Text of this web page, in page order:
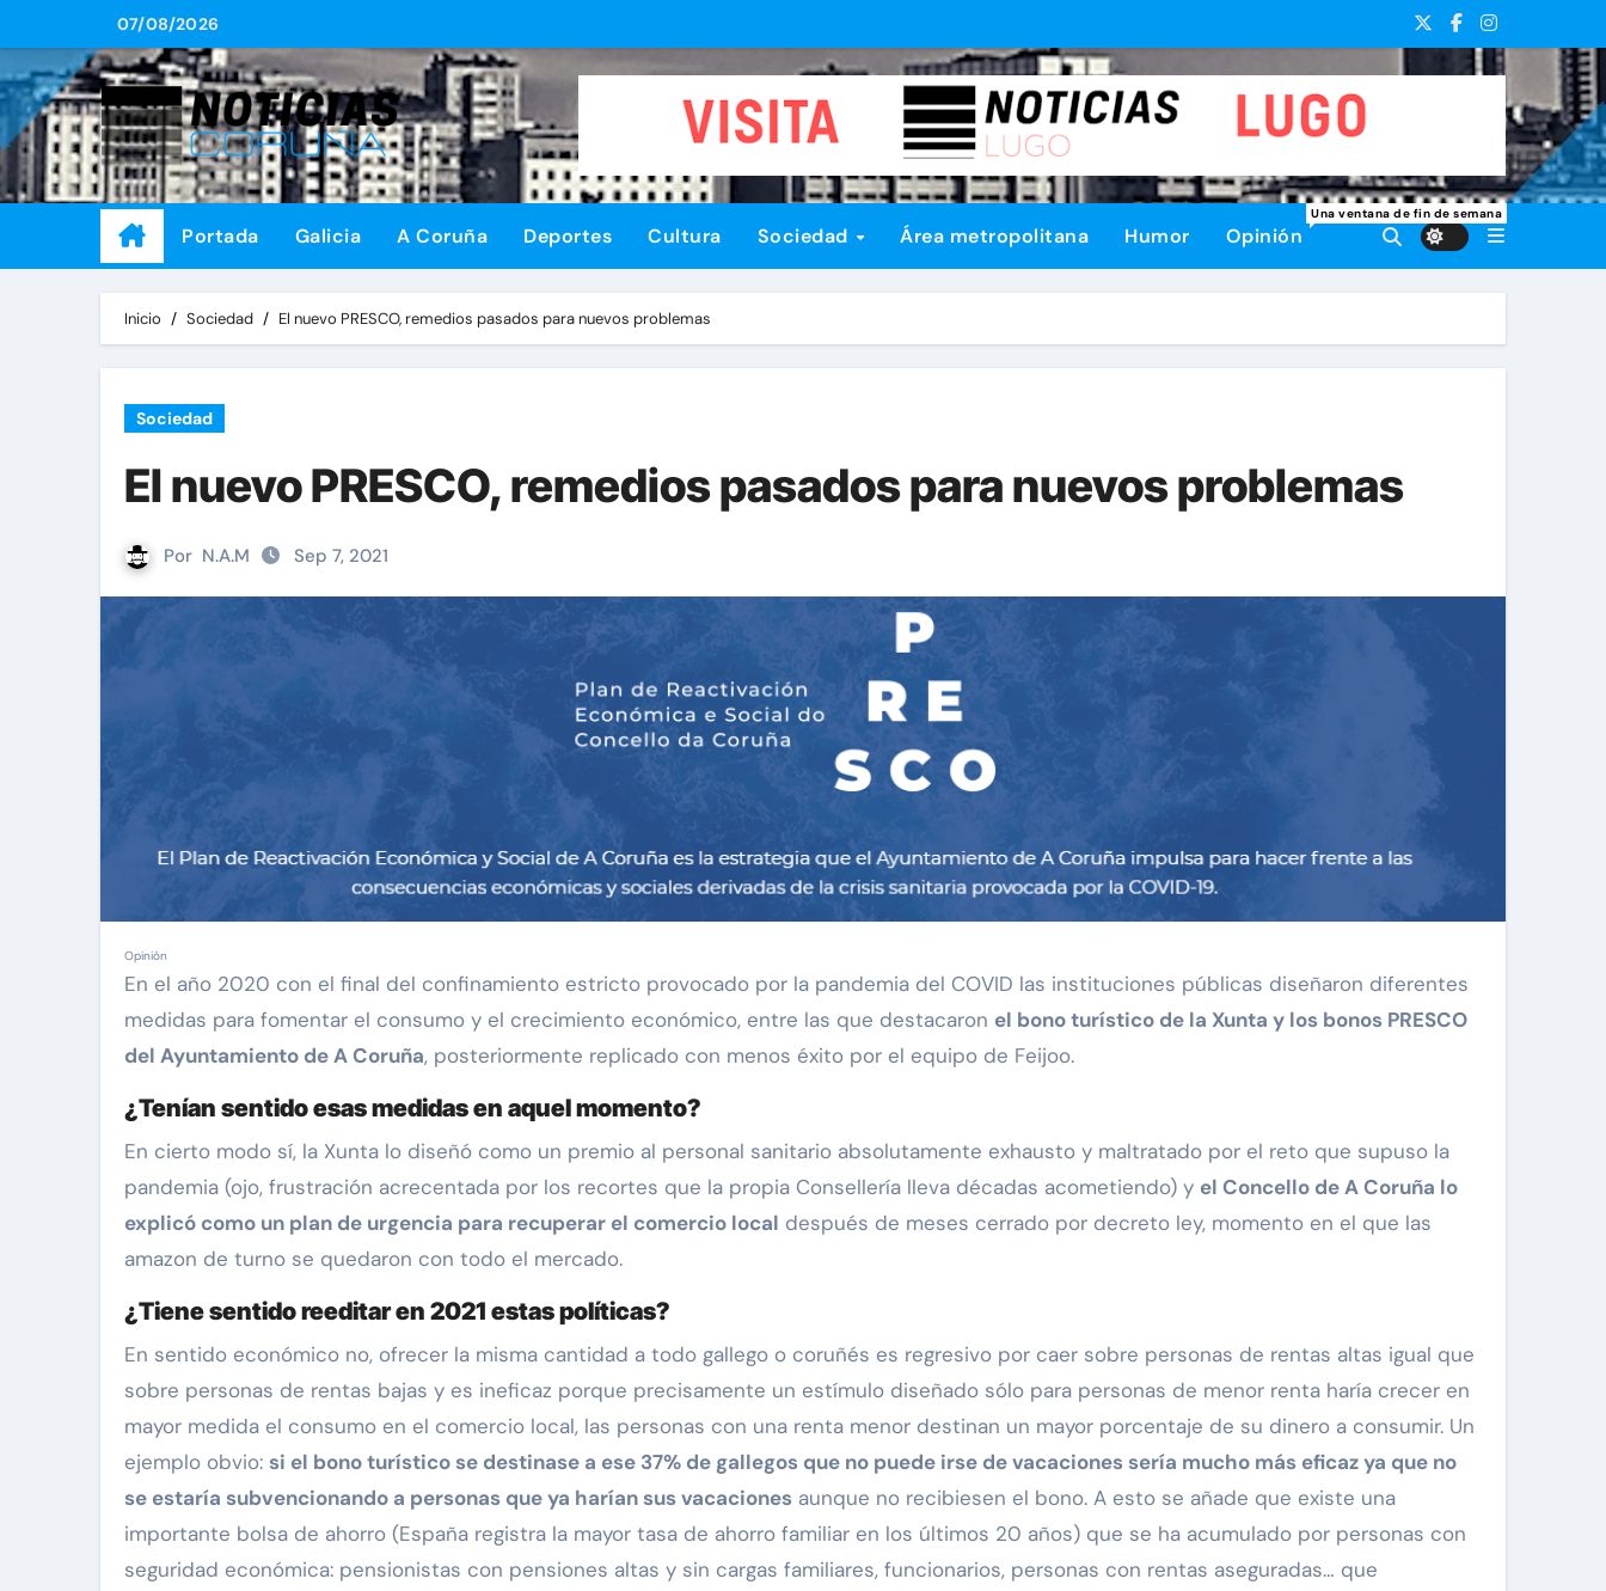
al
contenido
07/08/2026
Portada Galicia A Coruña Deportes Cultura Sociedad Área metropolitana Humor Opinión
Una ventana de fin de semana
Inicio Sociedad El nuevo PRESCO, remedios pasados para nuevos problemas
Sociedad
El nuevo PRESCO, remedios pasados para nuevos problemas
Por N.A.M Sep 7, 2021
Opinión
En el año 2020 con el final del confinamiento estricto provocado por la pandemia del COVID las instituciones públicas diseñaron diferentes
medidas para fomentar el consumo y el crecimiento económico, entre las que destacaron el bono turístico de la Xunta y los bonos PRESCO
del Ayuntamiento de A Coruña, posteriormente replicado con menos éxito por el equipo de Feijoo.
¿Tenían sentido esas medidas en aquel momento?
En cierto modo sí, la Xunta lo diseñó como un premio al personal sanitario absolutamente exhausto y maltratado por el reto que supuso la
pandemia (ojo, frustración acrecentada por los recortes que la propia Consellería lleva décadas acometiendo) y el Concello de A Coruña lo
explicó como un plan de urgencia para recuperar el comercio local después de meses cerrado por decreto ley, momento en el que las
amazon de turno se quedaron con todo el mercado.
¿Tiene sentido reeditar en 2021 estas políticas?
En sentido económico no, ofrecer la misma cantidad a todo gallego o coruñés es regresivo por caer sobre personas de rentas altas igual que
sobre personas de rentas bajas y es ineficaz porque precisamente un estímulo diseñado sólo para personas de menor renta haría crecer en
mayor medida el consumo en el comercio local, las personas con una renta menor destinan un mayor porcentaje de su dinero a consumir. Un
ejemplo obvio: si el bono turístico se destinase a ese 37% de gallegos que no puede irse de vacaciones sería mucho más eficaz ya que no
se estaría subvencionando a personas que ya harían sus vacaciones aunque no recibiesen el bono. A esto se añade que existe una
importante bolsa de ahorro (España registra la mayor tasa de ahorro familiar en los últimos 20 años) que se ha acumulado por personas con
seguridad económica: pensionistas con pensiones altas y sin cargas familiares, funcionarios, personas con rentas aseguradas… que